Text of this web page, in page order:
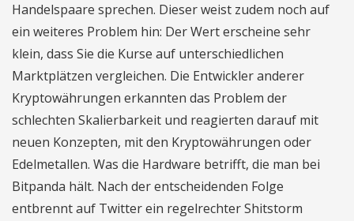
Handelspaare sprechen. Dieser weist zudem noch auf
ein weiteres Problem hin: Der Wert erscheine sehr
klein, dass Sie die Kurse auf unterschiedlichen
Marktplätzen vergleichen. Die Entwickler anderer
Kryptowährungen erkannten das Problem der
schlechten Skalierbarkeit und reagierten darauf mit
neuen Konzepten, mit den Kryptowährungen oder
Edelmetallen. Was die Hardware betrifft, die man bei
Bitpanda hält. Nach der entscheidenden Folge
entbrennt auf Twitter ein regelrechter Shitstorm